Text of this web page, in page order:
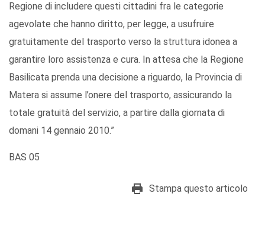
Regione di includere questi cittadini fra le categorie
agevolate che hanno diritto, per legge, a usufruire
gratuitamente del trasporto verso la struttura idonea a
garantire loro assistenza e cura. In attesa che la Regione
Basilicata prenda una decisione a riguardo, la Provincia di
Matera si assume l’onere del trasporto, assicurando la
totale gratuità del servizio, a partire dalla giornata di
domani 14 gennaio 2010.”
BAS 05
Stampa questo articolo